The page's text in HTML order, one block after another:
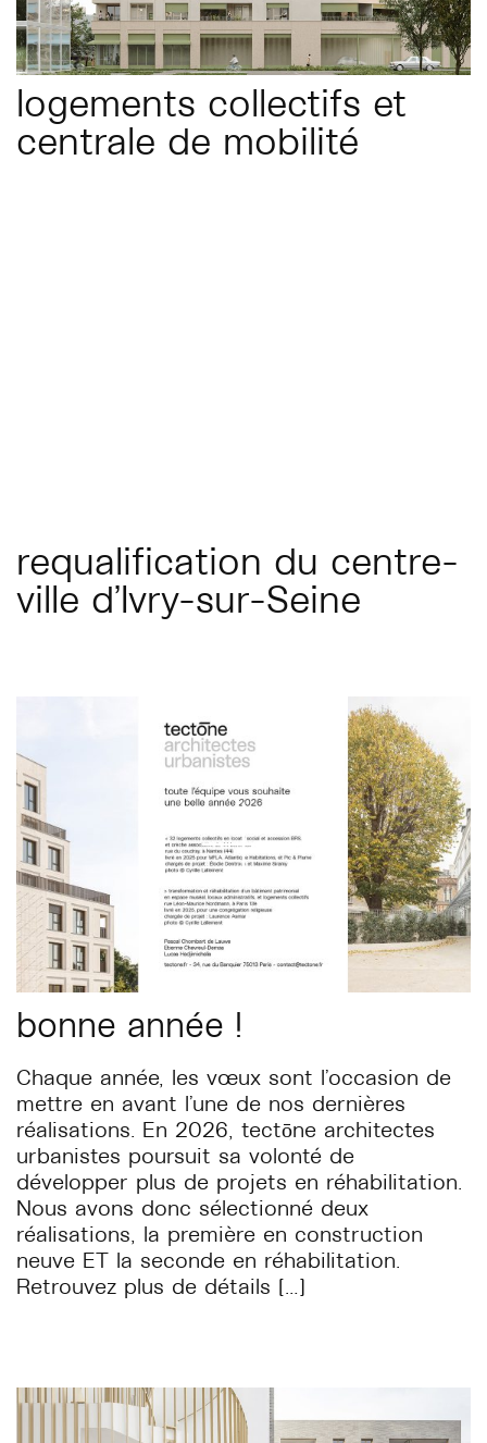
logements collectifs et
centrale de mobilité
requalification du centre-
ville d’Ivry-sur-Seine
bonne année !
Chaque année, les vœux sont l’occasion de
mettre en avant l’une de nos dernières
réalisations. En 2026, tectōne architectes
urbanistes poursuit sa volonté de
développer plus de projets en réhabilitation.
Nous avons donc sélectionné deux
réalisations, la première en construction
neuve ET la seconde en réhabilitation.
Retrouvez plus de détails […]